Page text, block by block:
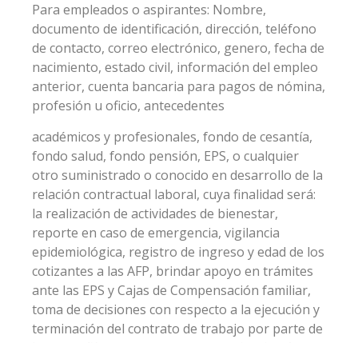
Para empleados o aspirantes: Nombre,
documento de identificación, dirección, teléfono
de contacto, correo electrónico, genero, fecha de
nacimiento, estado civil, información del empleo
anterior, cuenta bancaria para pagos de nómina,
profesión u oficio, antecedentes
académicos y profesionales, fondo de cesantía,
fondo salud, fondo pensión, EPS, o cualquier
otro suministrado o conocido en desarrollo de la
relación contractual laboral, cuya finalidad será:
la realización de actividades de bienestar,
reporte en caso de emergencia, vigilancia
epidemiológica, registro de ingreso y edad de los
cotizantes a las AFP, brindar apoyo en trámites
ante las EPS y Cajas de Compensación familiar,
toma de decisiones con respecto a la ejecución y
terminación del contrato de trabajo por parte de